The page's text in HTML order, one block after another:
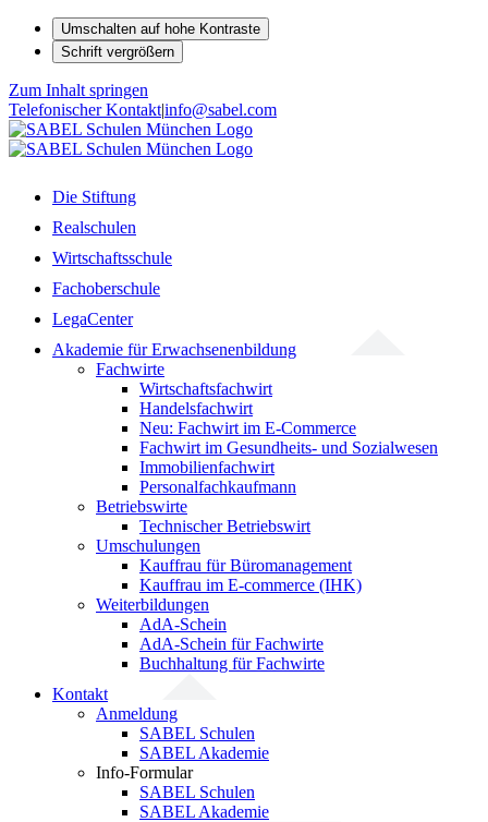
Umschalten auf hohe Kontraste
Schrift vergrößern
Zum Inhalt springen
Telefonischer Kontakt|info@sabel.com
Die Stiftung
Realschulen
Wirtschaftsschule
Fachoberschule
LegaCenter
Akademie für Erwachsenenbildung
Fachwirte
Wirtschaftsfachwirt
Handelsfachwirt
Neu: Fachwirt im E-Commerce
Fachwirt im Gesundheits- und Sozialwesen
Immobilienfachwirt
Personalfachkaufmann
Betriebswirte
Technischer Betriebswirt
Umschulungen
Kauffrau für Büromanagement
Kauffrau im E-commerce (IHK)
Weiterbildungen
AdA-Schein
AdA-Schein für Fachwirte
Buchhaltung für Fachwirte
Kontakt
Anmeldung
SABEL Schulen
SABEL Akademie
Info-Formular
SABEL Schulen
SABEL Akademie